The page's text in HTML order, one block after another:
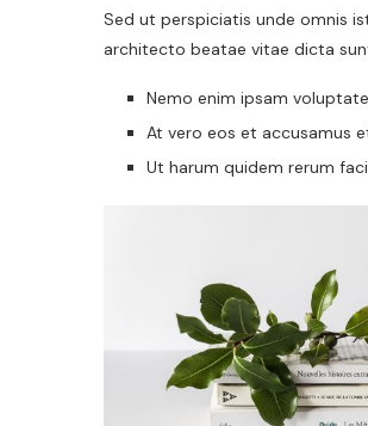
Sed ut perspiciatis unde omnis
architecto beatae vitae dicta
Nemo enim ipsam
At vero eos et accusamus
Ut harum quidem rerum